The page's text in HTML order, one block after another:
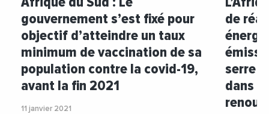
gouvernement s’est fixé pour
objectif d’atteindre un taux
minimum de vaccination de sa
population contre la covid-19,
avant la fin 2021
11 janvier 2021
de
serre
dans